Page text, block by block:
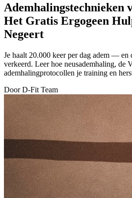
Ademhalingstechnieken
Het Gratis Ergogeen
Negeert
Je haalt 20.000 keer per dag adem — en
verkeerd. Leer hoe neusademhaling, de
ademhalingprotocollen je training en
Door D-Fit Team